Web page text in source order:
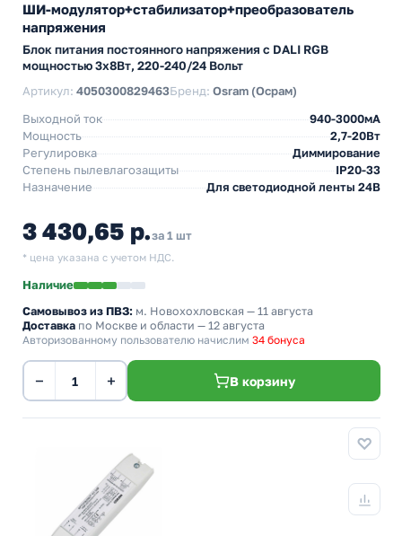
ШИ-модулятор+стабилизатор+преобразователь
напряжения
Блок питания постоянного напряжения с DALI RGB
мощностью 3х8Вт, 220-240/24 Вольт
Артикул: 4050300829463Бренд: Osram (Осрам)
Выходной ток
940-3000мА
Мощность
2,7-20Вт
Регулировка
Диммирование
Степень пылевлагозащиты
IP20-33
Назначение
Для светодиодной ленты 24В
3 430,65 р.за 1 шт
* цена указана с учетом НДС.
Наличие
Самовывоз из ПВЗ: м. Новохохловская — 11 августа
Доставка по Москве и области — 12 августа
Авторизованному пользователю начислим 34 бонуса
− + В корзину